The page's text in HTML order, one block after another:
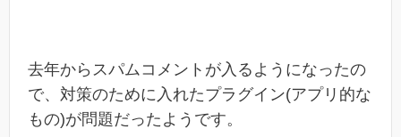
去年からスパムコメントが入るようになったの
で、対策のために入れたプラグイン(アプリ的な
もの)が問題だったようです。